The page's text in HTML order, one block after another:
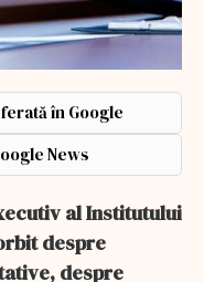
în Google
News
al Institutului
despre
despre